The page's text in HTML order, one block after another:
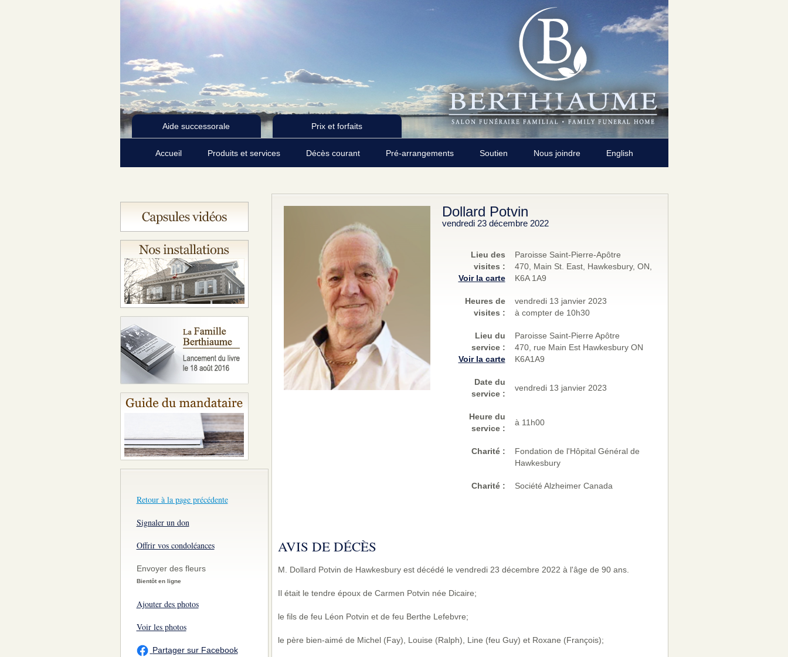
Aide successorale Prix et forfaits
Accueil Produits et services Décès courant Pré-arrangements Soutien Nous joindre English
Retour à la page précédente
Signaler un don
Offrir vos condoléances
Envoyer des fleurs
Bientôt en ligne
Ajouter des photos
Voir les photos
Partager sur Facebook
Dollard Potvin
vendredi 23 décembre 2022
Lieu des
visites :
Voir la carte
Paroisse Saint-Pierre-Apôtre
470, Main St. East, Hawkesbury, ON,
K6A 1A9
Heures de
visites :
vendredi 13 janvier 2023
à compter de 10h30
Lieu du
service :
Voir la carte
Paroisse Saint-Pierre Apôtre
470, rue Main Est Hawkesbury ON
K6A1A9
Date du
service :
vendredi 13 janvier 2023
Heure du
service :
à 11h00
Charité:
Fondation de l'Hôpital Général de
Hawkesbury
Charité: Société Alzheimer Canada
AVIS DE DÉCÈS
M. Dollard Potvin de Hawkesbury est décédé le vendredi 23 décembre 2022 à l'âge de 90 ans.
Il était le tendre époux de Carmen Potvin née Dicaire;
le fils de feu Léon Potvin et de feu Berthe Lefebvre;
le père bien-aimé de Michel (Fay), Louise (Ralph), Line (feu Guy) et Roxane (François);